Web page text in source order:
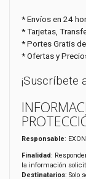
* Envíos en 24
* Tarjetas,
* Portes Gratis
* Ofertas y
¡Suscríbete
Responsable:
Finalidad:
la información
Destinatarios: Solo